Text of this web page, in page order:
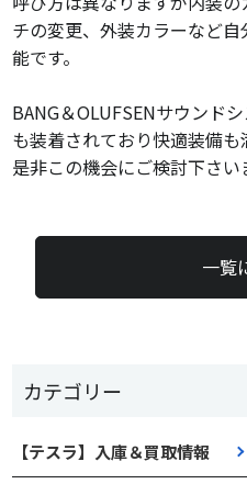
カテゴリー
【テスラ】入庫＆買取情報
チの変更、外装カラーなど
能です。
BANG＆OLUFSENサウンド
も装着されており快適装備も
是非この機会にご検討下さい
一覧